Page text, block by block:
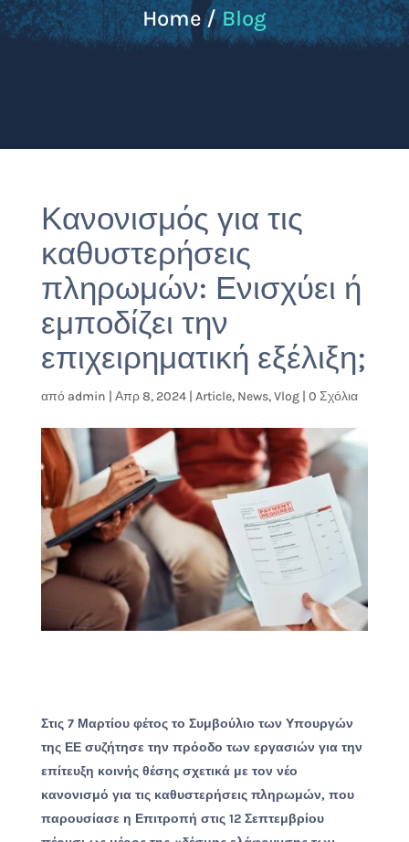
Home /Blog
Κανονισμός για τις
καθυστερήσεις
πληρωμών: Ενισχύει ή
εμποδίζει την
επιχειρηματική εξέλιξη;
από admin | Απρ 8, 2024| Article, News,Vlog| 0 Σχόλια
Στις 7 Μαρτίου φέτος το Συμβούλιο των Υπουργών
της ΕΕ συζήτησε την πρόοδο των εργασιών για την
επίτευξη κοινής θέσης σχετικά με τον νέο
κανονισμό για τις καθυστερήσεις πληρωμών, που
παρουσίασε η Επιτροπή στις 12 Σεπτεμβρίου